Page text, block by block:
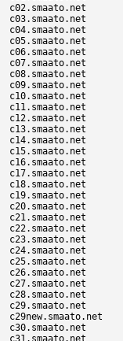
c02.smaato.net
c03.smaato.net
c04.smaato.net
c05.smaato.net
c06.smaato.net
c07.smaato.net
c08.smaato.net
c09.smaato.net
c10.smaato.net
c11.smaato.net
c12.smaato.net
c13.smaato.net
c14.smaato.net
c15.smaato.net
c16.smaato.net
c17.smaato.net
c18.smaato.net
c19.smaato.net
c20.smaato.net
c21.smaato.net
c22.smaato.net
c23.smaato.net
c24.smaato.net
c25.smaato.net
c26.smaato.net
c27.smaato.net
c28.smaato.net
c29.smaato.net
c29new.smaato.net
c30.smaato.net
c31.smaato.net